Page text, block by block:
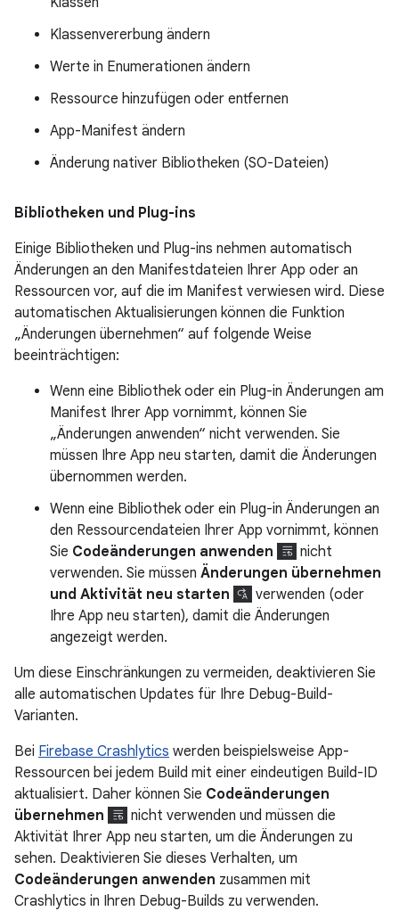
Klassenvererbung ändern
Werte in Enumerationen ändern
Ressource hinzufügen oder entfernen
App-Manifest ändern
Änderung nativer Bibliotheken (SO-Dateien)
Bibliotheken und Plug-ins
Einige Bibliotheken und Plug-ins nehmen automatisch
Änderungen an den Manifestdateien Ihrer App oder an
Ressourcen vor, auf die im Manifest verwiesen wird. Diese
automatischen Aktualisierungen können die Funktion
„Änderungen übernehmen“ auf folgende Weise
beeinträchtigen:
Wenn eine Bibliothek oder ein Plug-in Änderungen am
Manifest Ihrer App vornimmt, können Sie
„Änderungen anwenden“ nicht verwenden. Sie
müssen Ihre App neu starten, damit die Änderungen
übernommen werden.
Wenn eine Bibliothek oder ein Plug-in Änderungen an
den Ressourcendateien Ihrer App vornimmt, können
Sie Codeänderungen anwenden
nicht
verwenden. Sie müssen Änderungen übernehmen
und Aktivität neu starten
verwenden (oder
Ihre App neu starten), damit die Änderungen
angezeigt werden.
Um diese Einschränkungen zu vermeiden, deaktivieren Sie
alle automatischen Updates für Ihre Debug-Build-
Varianten.
Bei Firebase Crashlytics werden beispielsweise App-
Ressourcen bei jedem Build mit einer eindeutigen Build-ID
aktualisiert. Daher können Sie Codeänderungen
übernehmen
nicht verwenden und müssen die
Aktivität Ihrer App neu starten, um die Änderungen zu
sehen. Deaktivieren Sie dieses Verhalten, um
Codeänderungen anwenden zusammen mit
Crashlytics in Ihren Debug-Builds zu verwenden.